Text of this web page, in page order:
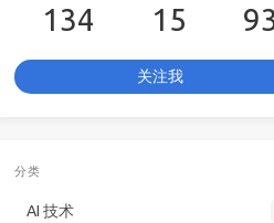
134 15
关注我
分类
AI 技术